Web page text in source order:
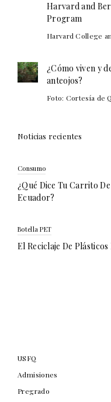
Harvard and
Program
Harvard College
¿Cómo viven y
anteojos?
Foto: Cortesía de
Noticias recientes
Consumo
¿Qué Dice Tu Carrito
Ecuador?
Botella PET
El Reciclaje De
USFQ
Admisiones
Pregrado